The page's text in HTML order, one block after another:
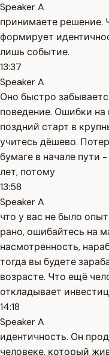
Speaker A
принимаете решение.
формирует
лишь событие.
13:37
Speaker A
Оно быстро
поведение. Ошибки
поздний старт в
учитесь дёшево.
бумаге в начале пути
лет, потому
13:58
Speaker A
что у вас не было
рано, ошибайтесь на
насмотренность,
тогда вы будете
возрасте. Что ещё
откладывает
14:18
Speaker A
идентичность. Он
человеке, который